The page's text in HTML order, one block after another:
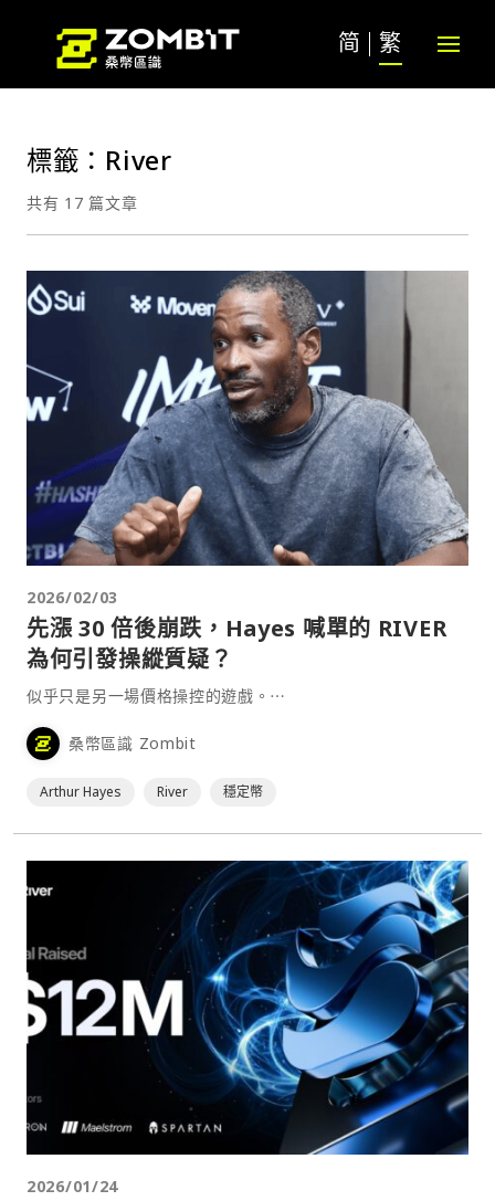
简 繁
標籤：River
共有 17 篇文章
2026/02/03
先漲 30 倍後崩跌，Hayes 喊單的 RIVER
為何引發操縱質疑？
似乎只是另一場價格操控的遊戲。⋯
桑幣區識 Zombit
Arthur Hayes River 穩定幣
2026/01/24